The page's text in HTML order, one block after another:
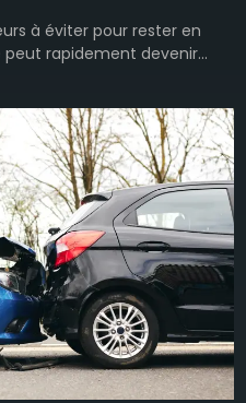
à éviter pour rester en
rapidement devenir...